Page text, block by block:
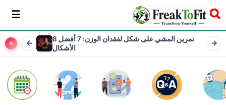
سخر
8 تمرين المشي على شكل لفقدان الوزن: 7 أفضل
الأشكال